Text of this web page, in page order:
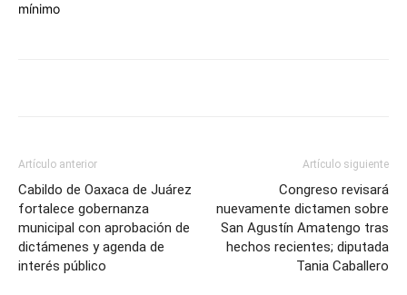
mínimo
Artículo anterior
Cabildo de Oaxaca de Juárez
fortalece gobernanza
municipal con aprobación de
dictámenes y agenda de
interés público
Artículo siguiente
Congreso revisará
nuevamente dictamen sobre
San Agustín Amatengo tras
hechos recientes; diputada
Tania Caballero